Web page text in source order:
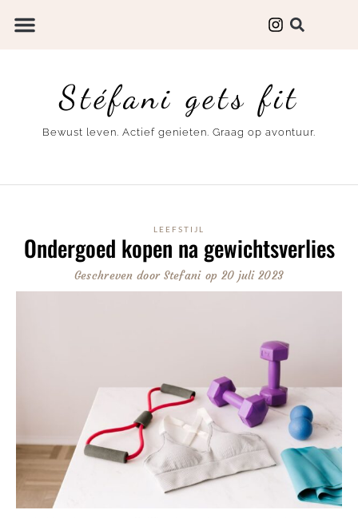
Stéfani gets fit
Bewust leven. Actief genieten. Graag op avontuur.
LEEFSTIJL
Ondergoed kopen na gewichtsverlies
Geschreven doorStefani op 20 juli 2023